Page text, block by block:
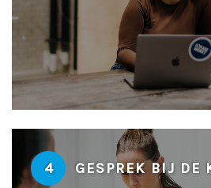
4 GESPREK BIJ DE